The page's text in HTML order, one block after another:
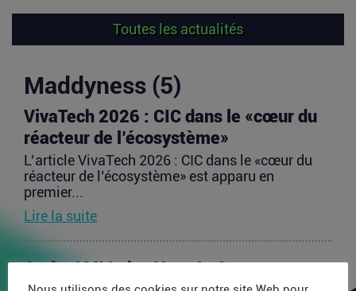
Toutes les actualités
Maddyness (5)
VivaTech 2026 : CIC dans le «cœur du
réacteur de l’écosystème»
L’article VivaTech 2026 : CIC dans le «cœur du
réacteur de l’écosystème» est apparu en
premier...
Lire la suite
Après AMI Labs, Yann LeCun veut